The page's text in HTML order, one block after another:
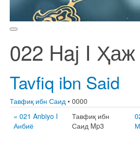
022 Haj I Ҳаж
Tavfiq ibn Said
Тавфиқ ибн Саид • 0000
« 021 Anbiyo I
Анбиё
Тавфиқ ибн
Саид Mp3